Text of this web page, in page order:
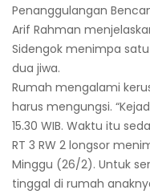
Penanggulangan
Arif Rahman
Sidengok menimpa
dua jiwa.
Rumah mengalami
harus mengungsi.
15.30 WIB. Waktu itu
RT 3 RW 2 longsor
Minggu (26/2). Untuk
tinggal di rumah